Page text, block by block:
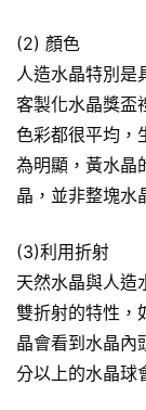
(2) 顏色
人造水晶特別是
客製化水晶獎盃
色彩都很平均，
為明顯，黃水晶
晶，並非整塊水
(3)利用折射
天然水晶與人造
雙折射的特性，
晶會看到水晶內
分以上的水晶球